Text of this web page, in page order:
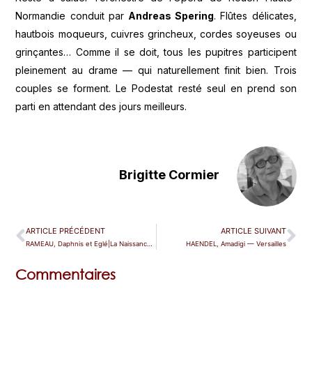
Normandie conduit par Andreas Spering. Flûtes délicates,
hautbois moqueurs, cuivres grincheux, cordes soyeuses ou
grinçantes… Comme il se doit, tous les pupitres participent
pleinement au drame — qui naturellement finit bien. Trois
couples se forment. Le Podestat resté seul en prend son
parti en attendant des jours meilleurs.
Brigitte Cormier
ARTICLE PRÉCÉDENT ARTICLE SUIVANT
HAENDEL, Amadigi — Versailles
Commentaires